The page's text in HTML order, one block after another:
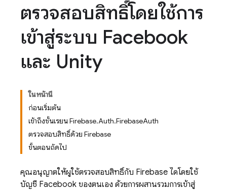
ตรวจสอบสิทธิ์โดยใช้การ
เข้าสู่ระบบ Facebook
และ Unity
ในหน้านี้
ก่อนเริ่มต้น
เข้าถึงชั้นเรียน Firebase.Auth.FirebaseAuth
ตรวจสอบสิทธิ์ด้วย Firebase
ขั้นตอนถัดไป
คุณอนุญาตให้ผู้ใช้ตรวจสอบสิทธิ์กับ Firebase ได้โดยใช้
บัญชี Facebook ของตนเอง ด้วยการผสานรวมการเข้าสู่